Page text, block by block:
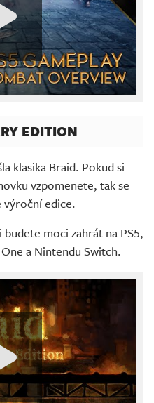
EDITION
klasika Braid. Pokud si
vzpomenete, tak se
výroční edice.
budete moci zahrát na PS5,
a Nintendu Switch.